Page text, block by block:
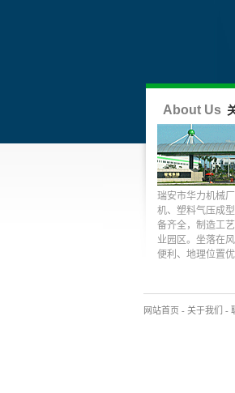
About Us
瑞安市华力机械
机、塑料气压成
备齐全，制造工
业园区。坐落在
便利、地理位置优
网站首页 - 关于我们 -